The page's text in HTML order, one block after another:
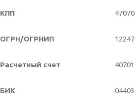
КПП
ОГРН/ОГРНИП
Расчетный счет
БИК